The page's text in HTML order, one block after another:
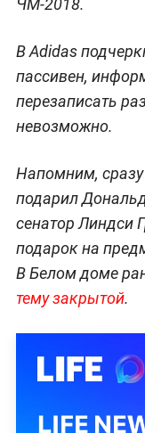
ЧМ-2018.
В Adidas
пассивен,
перезаписать
невозможно.
Напомним, сразу
подарил
сенатор Линдси
подарок на
В Белом доме
тему закрытой.